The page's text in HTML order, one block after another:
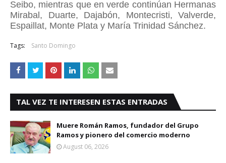
Seibo, mientras que en verde continúan Hermanas
Mirabal, Duarte, Dajabón, Montecristi, Valverde,
Espaillat, Monte Plata y María Trinidad Sánchez.
Tags: Santo Domingo
TAL VEZ TE INTERESEN ESTAS ENTRADAS
Muere Román Ramos, fundador del Grupo
Ramos y pionero del comercio moderno
August 06, 2026